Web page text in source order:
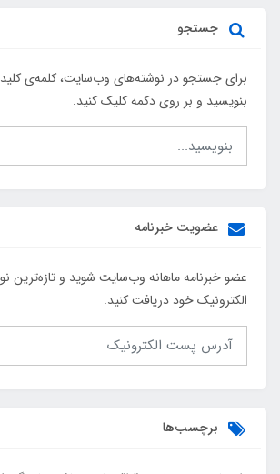
جستجو
برای جستجو در نوشته‌های وب‌سایت، کلمه‌ی
بنویسید و بر روی دکمه کلیک کنید.
عضویت خبرنامه
عضو خبرنامه ماهانه وب‌سایت شوید و تازه‌ترین
الکترونیک خود دریافت کنید.
برچسب‌ها